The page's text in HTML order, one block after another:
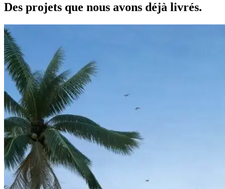
Des projets que nous avons déjà livrés.